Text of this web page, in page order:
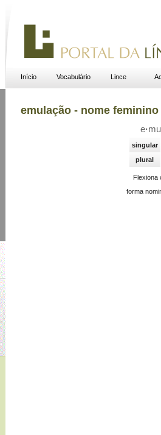
Início Vocabulário Lince
emulação - nome feminino
e·mu
singular
plural
Flexiona
forma